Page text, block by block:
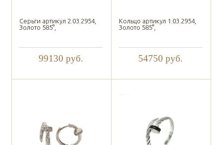
Серьги артикул 2.03.2954,
Золото 585°,
99130 руб.
Кольцо артикул 1.03.2954,
Золото 585°,
54750 руб.